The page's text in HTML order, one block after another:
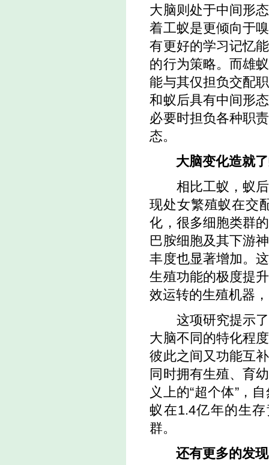
大脑则处于中间形
着工蚁是更倾向于
有更好的学习记忆
的行为策略。而雄
能与其仅担负交配
和蚁后具有中间形
必要时担负各种职
态。
大脑变化造就
相比工蚁，蚁
现处女繁殖蚁在交
化，很多细胞类群
巴胺细胞及其下游
丰度也显著增加。
生殖功能的极度提
效运转的生殖机器
这项研究提示
大脑不同的特化程
彼此之间又功能互
同时拥有生殖、育
义上的“超个体”，
蚁在1.4亿年的生
群。
还有更多的发现